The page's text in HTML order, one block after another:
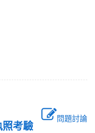
問題討論
照考驗